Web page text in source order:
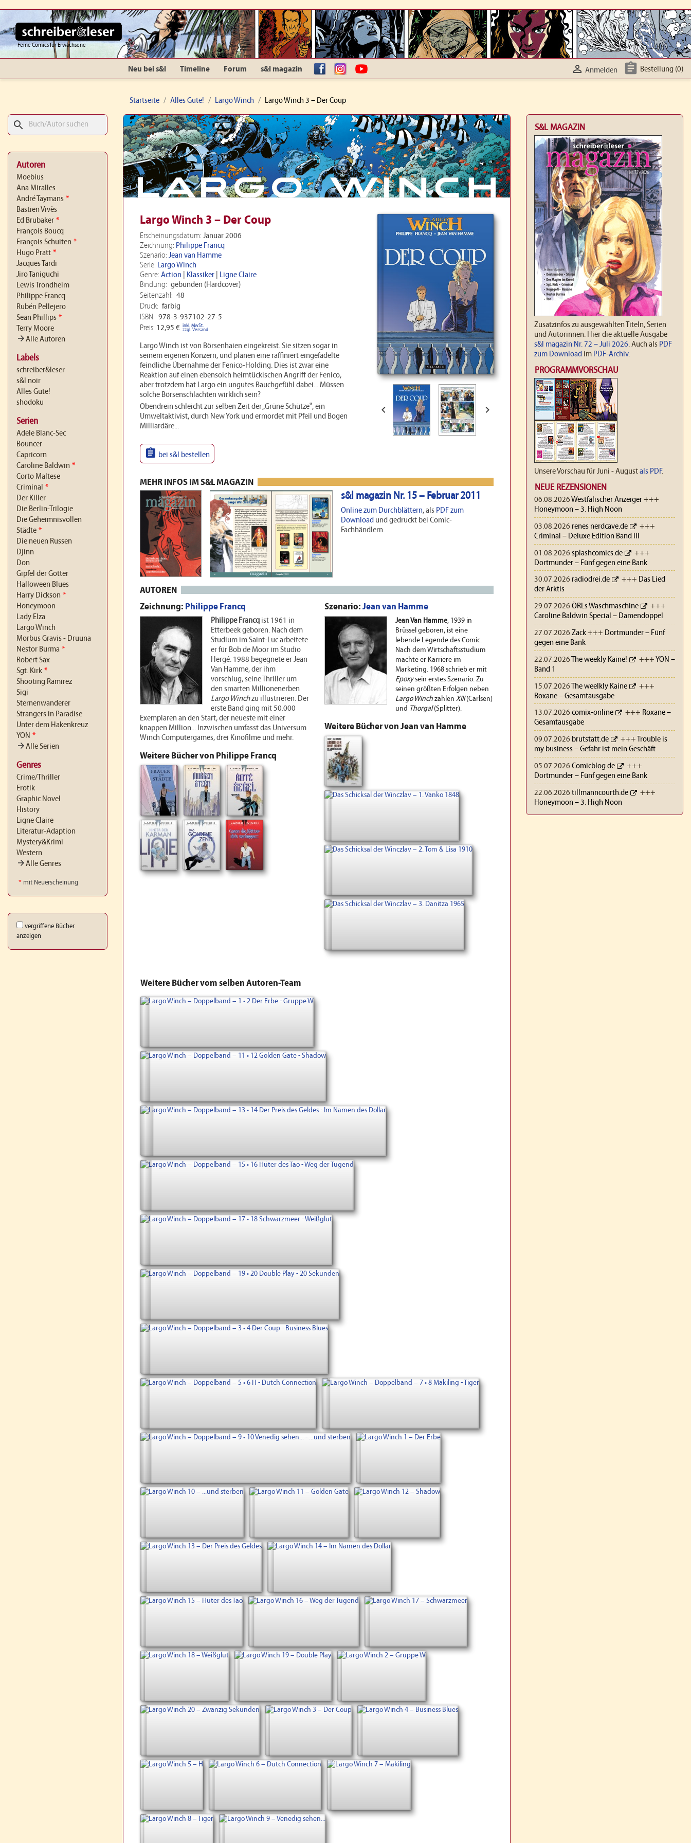
Feine Comics für Erwachsene
Neu bei s&l Timeline Forum s&l magazin facebookInstagramYouTube  Anmelden  Bestellung (0)
Startseite Alles Gute! Largo Winch Largo Winch 3 – Der Coup
search
Autoren
Moebius
Ana Miralles
André Taymans *
Bastien Vivès
Ed Brubaker *
François Boucq
François Schuiten *
Hugo Pratt *
Jacques Tardi
Jiro Taniguchi
Lewis Trondheim
Philippe Francq
Rubén Pellejero
Sean Phillips *
Terry Moore
arrow_forwardAlle Autoren
Labels
schreiber&leser
s&l noir
Alles Gute!
shodoku
Serien
Adele Blanc-Sec
Bouncer
Capricorn
Caroline Baldwin *
Corto Maltese
Criminal *
Der Killer
Die Berlin-Trilogie
Die Geheimnisvollen
Städte *
Die neuen Russen
Djinn
Don
Gipfel der Götter
Halloween Blues
Harry Dickson *
Honeymoon
Lady Elza
Largo Winch
Morbus Gravis - Druuna
Nestor Burma *
Robert Sax
Sgt. Kirk *
Shooting Ramirez
Sigi
Sternenwanderer
Strangers in Paradise
Unter dem Hakenkreuz
YON *
arrow_forwardAlle Serien
Genres
Crime/Thriller
Erotik
Graphic Novel
History
Ligne Claire
Literatur-Adaption
Mystery&Krimi
Western
arrow_forwardAlle Genres
* mit Neuerscheinung
vergriffene Bücher
anzeigen
 
Largo Winch 3 – Der Coup
Erscheinungsdatum: Januar 2006
Zeichnung: Philippe Francq
Szenario: Jean van Hamme
Serie: Largo Winch
Genre: Action Klassiker
Ligne Claire
Bindung: gebunden (Hardcover)
Seitenzahl: 48
Druck: farbig
ISBN: 978-3-937102-27-5
Preis: 12,95 € inkl. MwSt.
zzgl. Versand
Largo Winch ist von Börsenhaien eingekreist. Sie sitzen sogar in
seinem eigenen Konzern, und planen eine raffiniert eingefädelte
feindliche Übernahme der Fenico-Holding. Dies ist zwar eine
Reaktion auf einen ebensolch heimtückischen Angriff der Fenico,
aber trotzdem hat Largo ein ungutes Bauchgefühl dabei... Müssen
solche Börsenschlachten wirklich sein?
Obendrein schleicht zur selben Zeit der „Grüne Schütze‟, ein
Umweltaktivist, durch New York und ermordet mit Pfeil und Bogen
Milliardäre...
 bei s&l bestellen
MEHR INFOS IM S&L MAGAZIN
s&l magazin Nr. 15 – Februar 2011
Online zum Durchblättern, als PDF zum
Download und gedruckt bei Comic-
Fachhändlern.
AUTOREN
Zeichnung: Philippe Francq
Philippe Francq ist 1961 in
Etterbeek geboren. Nach dem
Studium im Saint-Luc arbeitete
er für Bob de Moor im Studio
Hergé. 1988 begegnete er Jean
Van Hamme, der ihm
vorschlug, seine Thriller um
den smarten Millionenerben
Largo Winchzu illustrieren. Der
erste Band ging mit 50.000
Exemplaren an den Start, der neueste mit einer
knappen Million... Inzwischen umfasst das Universum
Winch Computergames, drei Kinofilme und mehr.
Weitere Bücher von Philippe Francq
Szenario: Jean van Hamme
Jean Van Hamme, 1939 in
Brüssel geboren, ist eine
lebende Legende des Comic.
Nach dem Wirtschaftsstudium
machte er Karriere im
Marketing. 1968 schrieb er mit
Epoxysein erstes Szenario. Zu
seinen größten Erfolgen neben
Largo Winchzählen XIII(Carlsen)
und Thorgal(Splitter).
Weitere Bücher von Jean van Hamme
Weitere Bücher vom selben Autoren-Team
S&L MAGAZIN
Zusatzinfos zu ausgewählten Titeln, Serien
und Autorinnen. Hier die aktuelle Ausgabe
s&l magazin Nr. 72 – Juli 2026. Auch als PDF
zum Download im PDF-Archiv.
PROGRAMMVORSCHAU
Unsere Vorschau für Juni - Augustals PDF.
NEUE REZENSIONEN
06.08.2026Westfälischer Anzeiger+++
Honeymoon – 3. High Noon
03.08.2026 renes nerdcave.de
+++
Criminal – Deluxe Edition Band III
01.08.2026 splashcomics.de
+++
Dortmunder – Fünf gegen eine Bank
30.07.2026 radiodrei.de +++ Das Lied
der Arktis
29.07.2026 ÖRLs Waschmaschine
+++
Caroline Baldwin Special – Damendoppel
27.07.2026 Zack+++ Dortmunder – Fünf
gegen eine Bank
22.07.2026 The weekly Kaine! +++YON –
Band 1
15.07.2026The weelkly Kaine
+++
Roxane – Gesamtausgabe
13.07.2026 comix-online +++ Roxane –
Gesamtausgabe
09.07.2026 brutstatt.de +++
Trouble is
my business – Gefahr ist mein Geschäft
05.07.2026 Comicblog.de
+++
Dortmunder – Fünf gegen eine Bank
22.06.2026 tillmanncourth.de
+++
Honeymoon – 3. High Noon